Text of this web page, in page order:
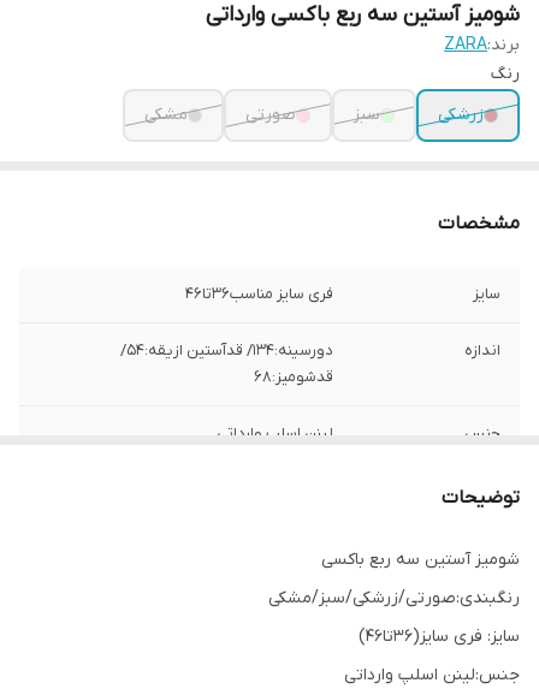
شومیز آستین سه ربع باکسی وارداتی
برند:ZARA
رنگ
زرشکی
سبز صورتی مشکی
مشخصات
سایز فری سایز مناسب36تا46
اندازه
دورسینه:134/ قدآستین ازیقه:54/
قدشومیز:68
جنس لینن اسلپ وارداتی
توضیحات
شومیز آستین سه ربع باکسی
رنگبندی:صورتی/زرشکی/سبز/مشکی
سایز: فری سایز(36تا46)
جنس:لینن اسلپ وارداتی